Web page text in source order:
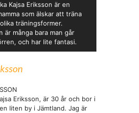
Kajsa Eriksson är en
som älskar att träna
träningsformer.
är många bara man går
och har lite fantasi.
Eriksson, är 30 år och bor i
liten by i Jämtland. Jag är